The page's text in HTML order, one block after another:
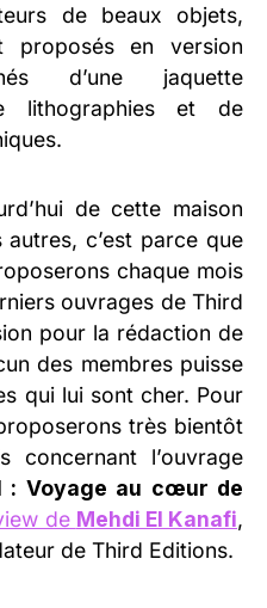
de beaux objets,
proposés en version
d’une jaquette
lithographies et de
de cette maison
autres, c’est parce que
chaque mois
ouvrages de Third
pour la rédaction de
des membres puisse
qui lui sont cher. Pour
très bientôt
concernant l’ouvrage
: Voyage au cœur de
de Mehdi El Kanafi,
de Third Editions.